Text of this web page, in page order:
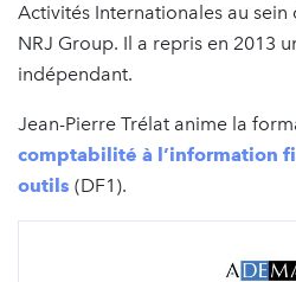
Activités Internationales au
NRJ Group. Il a repris en 2013
indépendant.
Jean-Pierre Trélat anime la
comptabilité à l’information
outils (DF1).